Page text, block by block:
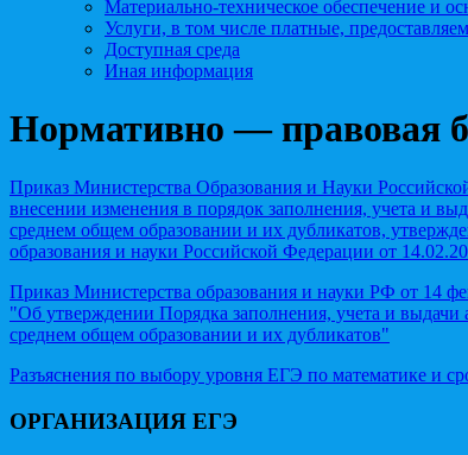
Материально-техническое обеспечение и
Услуги, в том числе платные,
Доступная среда
Иная информация
Нормативно — правовая
Приказ Министерства Образования и Науки
внесении изменения в порядок заполнения, учета и
среднем общем образовании и их дубликатов,
образования и науки Российской Федерации от
Приказ Министерства образования и науки РФ от 14
"Об утверждении Порядка заполнения, учета и выдачи
среднем общем образовании и их дубликатов"
Разъяснения по выбору уровня ЕГЭ по математике и
ОРГАНИЗАЦИЯ ЕГЭ